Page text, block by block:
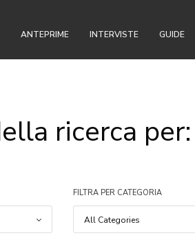
ANTEPRIME INTERVISTE GUIDE
ricerca per:
FILTRA PER CATEGORIA